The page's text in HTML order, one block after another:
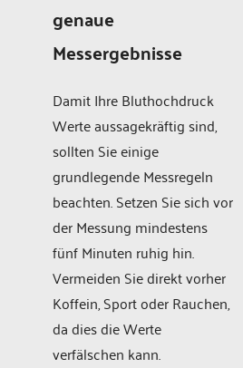
genaue
Messergebnisse
Damit Ihre Bluthochdruck
Werte aussagekräftig sind,
sollten Sie einige
grundlegende Messregeln
beachten. Setzen Sie sich vor
der Messung mindestens
fünf Minuten ruhig hin.
Vermeiden Sie direkt vorher
Koffein, Sport oder Rauchen,
da dies die Werte
verfälschen kann.